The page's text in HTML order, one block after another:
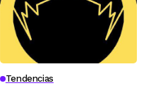
Tendencias